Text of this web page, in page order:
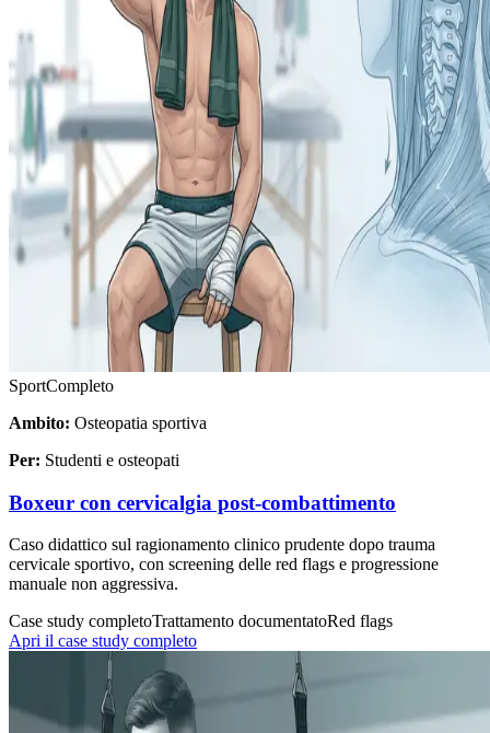
SportCompleto
Ambito: Osteopatia sportiva
Per: Studenti e osteopati
Boxeur con cervicalgia post-combattimento
Caso didattico sul ragionamento clinico prudente dopo trauma
cervicale sportivo, con screening delle red flags e progressione
manuale non aggressiva.
Case study completoTrattamento documentatoRed flags
Apri il case study completo